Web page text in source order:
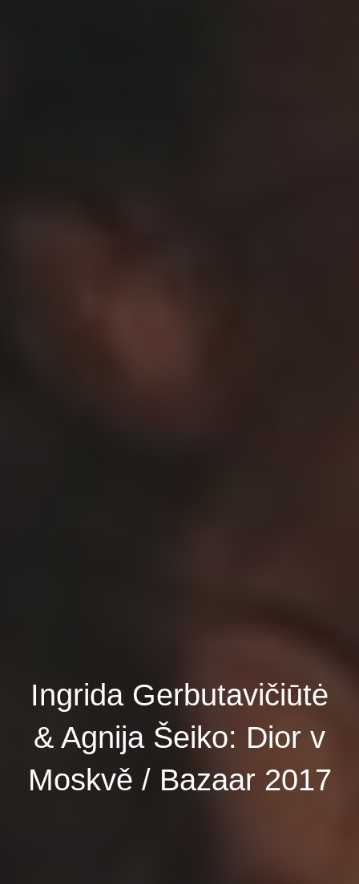
Ingrida Gerbutavičiūtė
& Agnija Šeiko: Dior v
Moskvě / Bazaar 2017